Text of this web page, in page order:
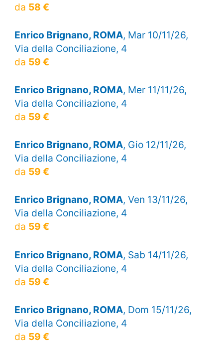
da 58 €
Enrico Brignano, ROMA, Mar 10/11/26,
Via della Conciliazione, 4
da 59 €
Enrico Brignano, ROMA, Mer 11/11/26,
Via della Conciliazione, 4
da 59 €
Enrico Brignano, ROMA, Gio 12/11/26,
Via della Conciliazione, 4
da 59 €
Enrico Brignano, ROMA, Ven 13/11/26,
Via della Conciliazione, 4
da 59 €
Enrico Brignano, ROMA, Sab 14/11/26,
Via della Conciliazione, 4
da 59 €
Enrico Brignano, ROMA, Dom 15/11/26,
Via della Conciliazione, 4
da 59 €